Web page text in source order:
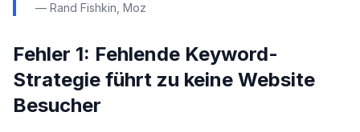
— Rand Fishkin, Moz
Fehler 1: Fehlende Keyword-
Strategie führt zu keine Website
Besucher